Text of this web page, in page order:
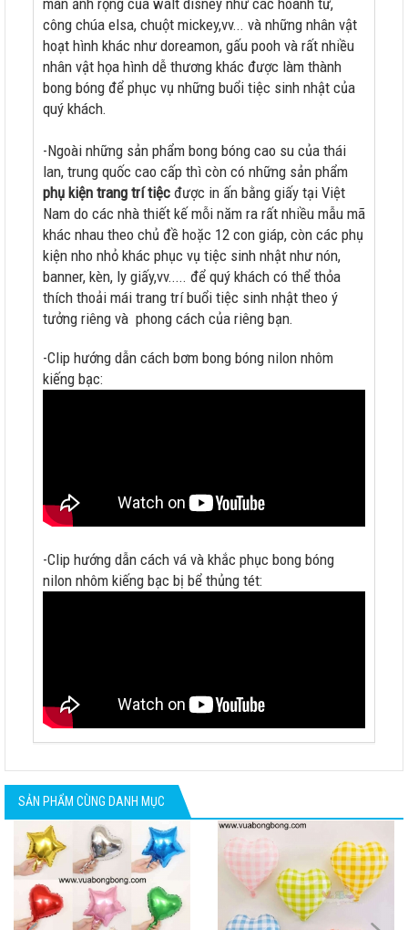
công chúa elsa, chuột mickey,vv... và những nhân vật
hoạt hình khác như doreamon, gấu pooh và rất nhiều
nhân vật họa hình dễ thương khác được làm thành
bong bóng để phục vụ những buổi tiệc sinh nhật của
quý khách.
-Ngoài những sản phẩm bong bóng cao su của thái
lan, trung quốc cao cấp thì còn có những sản phẩm
phụ kiện trang trí tiệc được in ấn bằng giấy tại Việt
Nam do các nhà thiết kế mỗi năm ra rất nhiều mẫu mã
khác nhau theo chủ đề hoặc 12 con giáp, còn các phụ
kiện nho nhỏ khác phục vụ tiệc sinh nhật như nón,
banner, kèn, ly giấy,vv..... để quý khách có thể thỏa
thích thoải mái trang trí buổi tiệc sinh nhật theo ý
tưởng riêng và phong cách của riêng bạn.
-Clip hướng dẫn cách bơm bong bóng nilon nhôm
kiếng bạc:
-Clip hướng dẫn cách vá và khắc phục bong bóng
nilon nhôm kiếng bạc bị bể thủng tét:
SẢN PHẨM CÙNG DANH MỤC